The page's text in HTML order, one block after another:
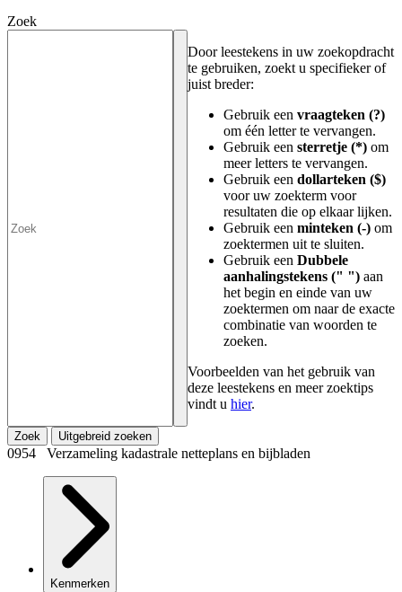
Zoek
Door leestekens in uw zoekopdracht
te gebruiken, zoekt u specifieker of
juist breder:
Gebruik een vraagteken (?)
om één letter te vervangen.
Gebruik een sterretje (*) om
meer letters te vervangen.
Gebruik een dollarteken ($)
voor uw zoekterm voor
resultaten die op elkaar lijken.
Gebruik een minteken (-) om
zoektermen uit te sluiten.
Gebruik een Dubbele
aanhalingstekens (" ") aan
het begin en einde van uw
zoektermen om naar de exacte
combinatie van woorden te
zoeken.
Voorbeelden van het gebruik van
deze leestekens en meer zoektips
vindt u hier.
Zoek Uitgebreid zoeken
0954 Verzameling kadastrale netteplans en bijbladen
Kenmerken